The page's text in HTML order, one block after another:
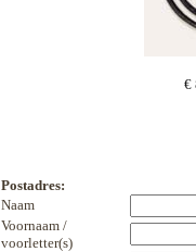
€
Postadres:
Naam
Voornaam /
voorletter(s)